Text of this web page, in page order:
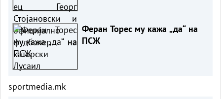
Феран Торес му кажа „да“ на
ПСЖ
sportmedia.mk